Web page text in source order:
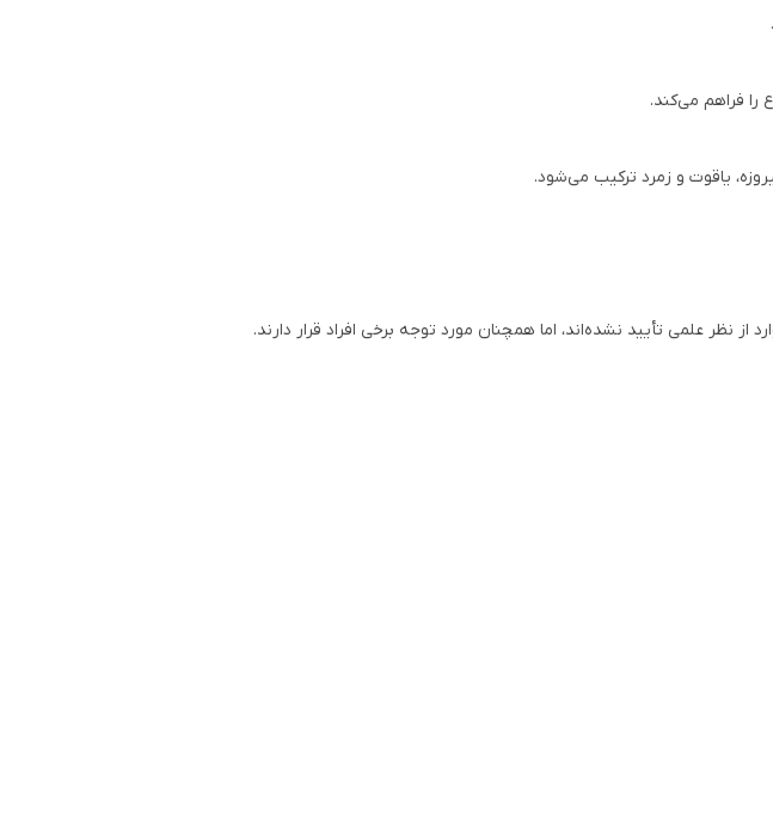
را فراهم می‌کند.
یاقوت و زمرد ترکیب می‌شود.
علمی تأیید نشده‌اند، اما همچنان مورد توجه برخی افراد قرار دارند.